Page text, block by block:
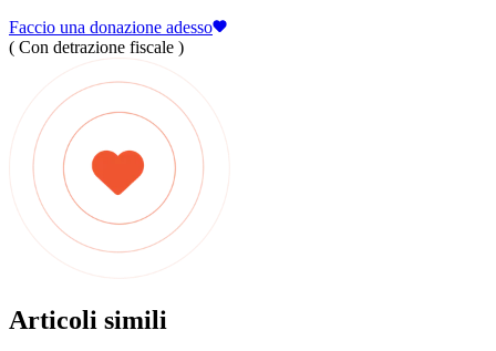
Faccio una donazione adesso
( Con detrazione fiscale )
Articoli simili